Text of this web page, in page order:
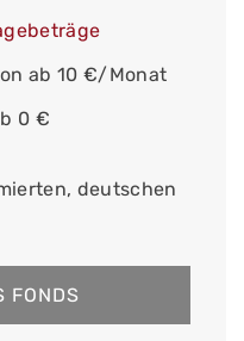
ab 10 €/Monat
0 €
deutschen
FONDS